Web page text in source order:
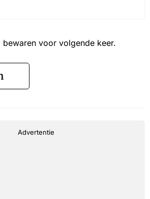
bewaren voor volgende keer.
Advertentie